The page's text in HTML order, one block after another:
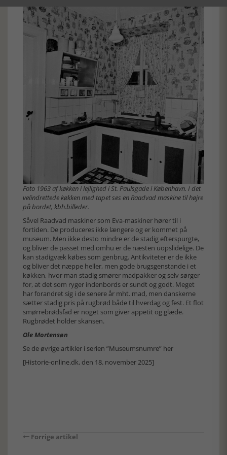
Foto 1963 af køkken i lejlighed i St. Paulsgade i København. I det
velindrettede køkken med tapet ses en Raadvad maskine til højre
på bordet, kbh.billeder.
Såvel Raadvad maskiner som Eva-maskiner hører til i
fortiden. De produceres ikke længere og er kommet på
museum. Men ikke desto mindre er de stadig efterspurgte,
og bliver de passet med omhu er de næsten uopslidelige. De
kan stadigvæk købes som genbrug. Antikviteter er de ikke
og bliver det næppe heller, men gode brugsgenstande i et
køkken, hvor man stadig smører madpakker og selv sørger
for, at det som ryger indenbords er sundt og godt. Meget
har forandret sig i de senere år mht. mad, men danskerne
sætter stadig pris på rugbrød både til hverdag og fest. Et flot
smørrebrødsfad er noget som giver appetit og glæde.
Rugbrødet holder skansen.
Ole Mortensøn
Se de øvrige artikler i serien ”Museumsnumre” her
[Historie-online.dk, den 18. november 2025]
Forrige artikel